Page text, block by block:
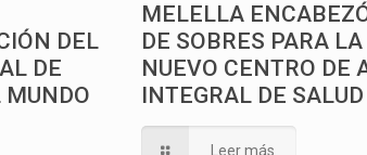
DEL
DE
MUNDO
MELELLA
DE SOBRES PARA
NUEVO CENTRO DE
INTEGRAL DE
Leer más